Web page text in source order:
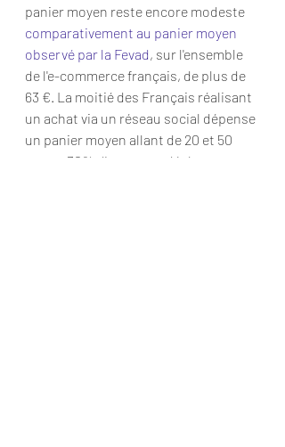
panier moyen reste encore modeste
comparativement au panier moyen
observé par la Fevad, sur l'ensemble
de l'e-commerce français, de plus de
63 €. La moitié des Français réalisant
un achat via un réseau social dépense
un panier moyen allant de 20 et 50
euros. 30% d'entre eux déclarent